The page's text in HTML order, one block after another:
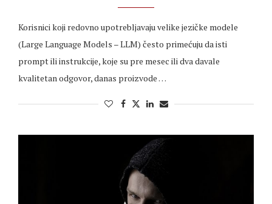
Korisnici koji redovno upotrebljavaju velike jezičke modele
(Large Language Models – LLM) često primećuju da isti
prompt ili instrukcije, koje su pre mesec ili dva davale
kvalitetan odgovor, danas proizvode …